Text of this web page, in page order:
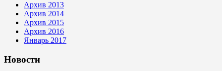
Архив 2013
Архив 2014
Архив 2015
Архив 2016
Январь 2017
Новости